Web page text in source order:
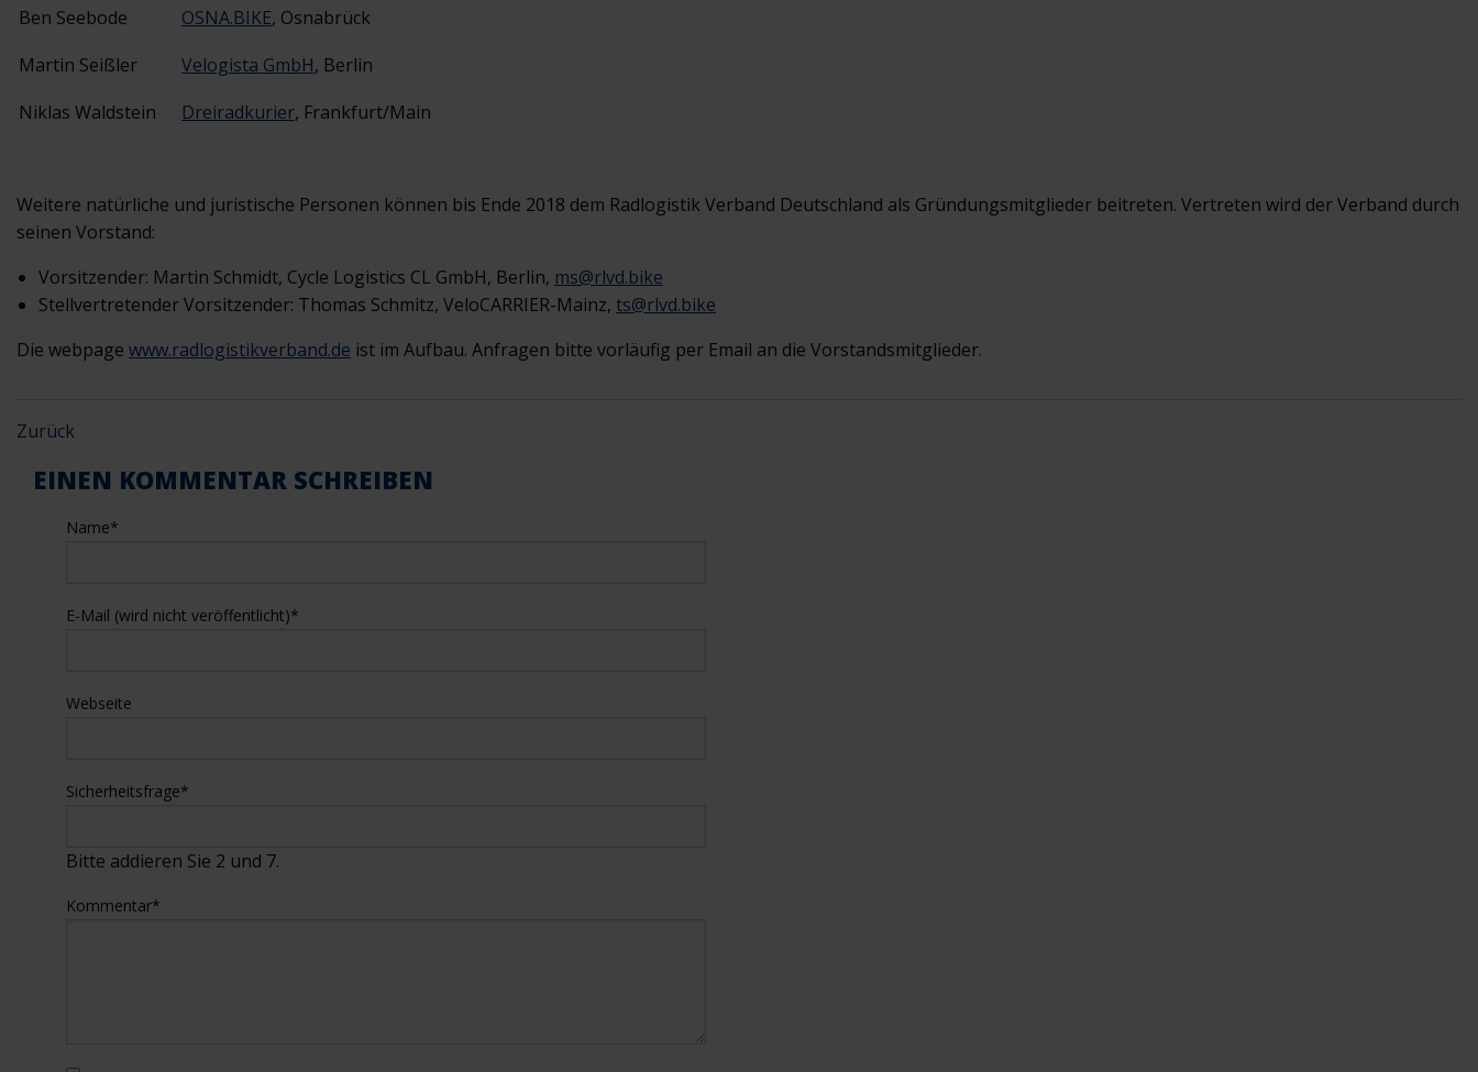
Ben Seebode OSNA.BIKE, Osnabrück
Martin Seißler
Velogista GmbH, Berlin
Niklas Waldstein
Dreiradkurier, Frankfurt/Main
Weitere natürliche und juristische Personen können bis Ende 2018 dem Radlogistik Verband Deutschland als Gründungsmitglieder beitreten. Vertreten wird der Verband durch
seinen Vorstand:
Vorsitzender: Martin Schmidt, Cycle Logistics CL GmbH, Berlin, ms@rlvd.bike
Stellvertretender Vorsitzender: Thomas Schmitz, VeloCARRIER-Mainz, ts@rlvd.bike
Die webpage www.radlogistikverband.de ist im Aufbau. Anfragen bitte vorläufig per Email an die Vorstandsmitglieder.
Zurück
EINEN KOMMENTAR SCHREIBEN
Name*
E-Mail (wird nicht veröffentlicht)*
Webseite
Sicherheitsfrage*
Bitte addieren Sie 2 und 7.
Kommentar*